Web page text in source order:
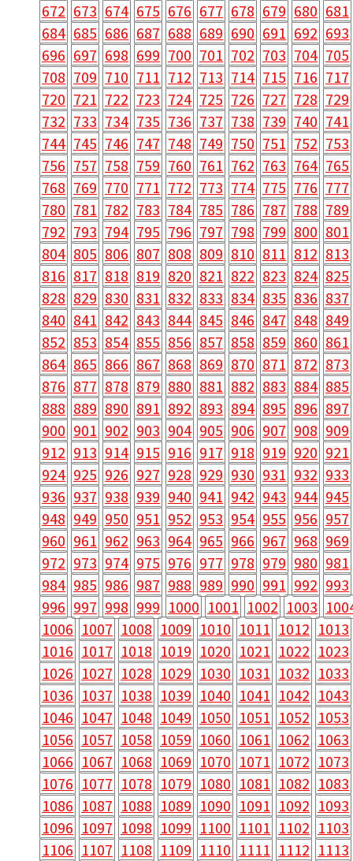
672 673 674 675 676 677 678 679 680 681
684 685 686 687 688 689 690 691 692 693
696 697 698 699 700 701 702 703 704 705
708 709 710 711 712 713 714 715 716 717
720 721 722 723 724 725 726 727 728 729
732 733 734 735 736 737 738 739 740 741
744 745 746 747 748 749 750 751 752 753
756 757 758 759 760 761 762 763 764 765
768 769 770 771 772 773 774 775 776 777
780 781 782 783 784 785 786 787 788 789
792 793 794 795 796 797 798 799 800 801
804 805 806 807 808 809 810 811 812 813
816 817 818 819 820 821 822 823 824 825
828 829 830 831 832 833 834 835 836 837
840 841 842 843 844 845 846 847 848 849
852 853 854 855 856 857 858 859 860 861
864 865 866 867 868 869 870 871 872 873
876 877 878 879 880 881 882 883 884 885
888 889 890 891 892 893 894 895 896 897
900 901 902 903 904 905 906 907 908 909
912 913 914 915 916 917 918 919 920 921
924 925 926 927 928 929 930 931 932 933
936 937 938 939 940 941 942 943 944 945
948 949 950 951 952 953 954 955 956 957
960 961 962 963 964 965 966 967 968 969
972 973 974 975 976 977 978 979 980 981
984 985 986 987 988 989 990 991 992 993
996 997 998 999 1000 1001 1002 1003
1006 1007 1008 1009 1010 1011 1012 1013
1016 1017 1018 1019 1020 1021 1022 1023
1026 1027 1028 1029 1030 1031 1032 1033
1036 1037 1038 1039 1040 1041 1042 1043
1046 1047 1048 1049 1050 1051 1052 1053
1056 1057 1058 1059 1060 1061 1062 1063
1066 1067 1068 1069 1070 1071 1072 1073
1076 1077 1078 1079 1080 1081 1082 1083
1086 1087 1088 1089 1090 1091 1092 1093
1096 1097 1098 1099 1100 1101 1102 1103
1106 1107 1108 1109 1110 1111 1112 1113